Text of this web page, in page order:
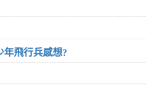
年飛行兵感想?